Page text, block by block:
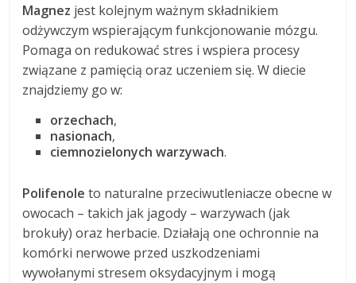
Magnez jest kolejnym ważnym składnikiem
odżywczym wspierającym funkcjonowanie mózgu.
Pomaga on redukować stres i wspiera procesy
związane z pamięcią oraz uczeniem się. W diecie
znajdziemy go w:
orzechach,
nasionach,
ciemnozielonych warzywach.
Polifenole to naturalne przeciwutleniacze obecne w
owocach – takich jak jagody – warzywach (jak
brokuły) oraz herbacie. Działają one ochronnie na
komórki nerwowe przed uszkodzeniami
wywołanymi stresem oksydacyjnym i mogą